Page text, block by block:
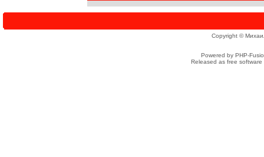
Copyright ©
Powered by PHP-
Released as free